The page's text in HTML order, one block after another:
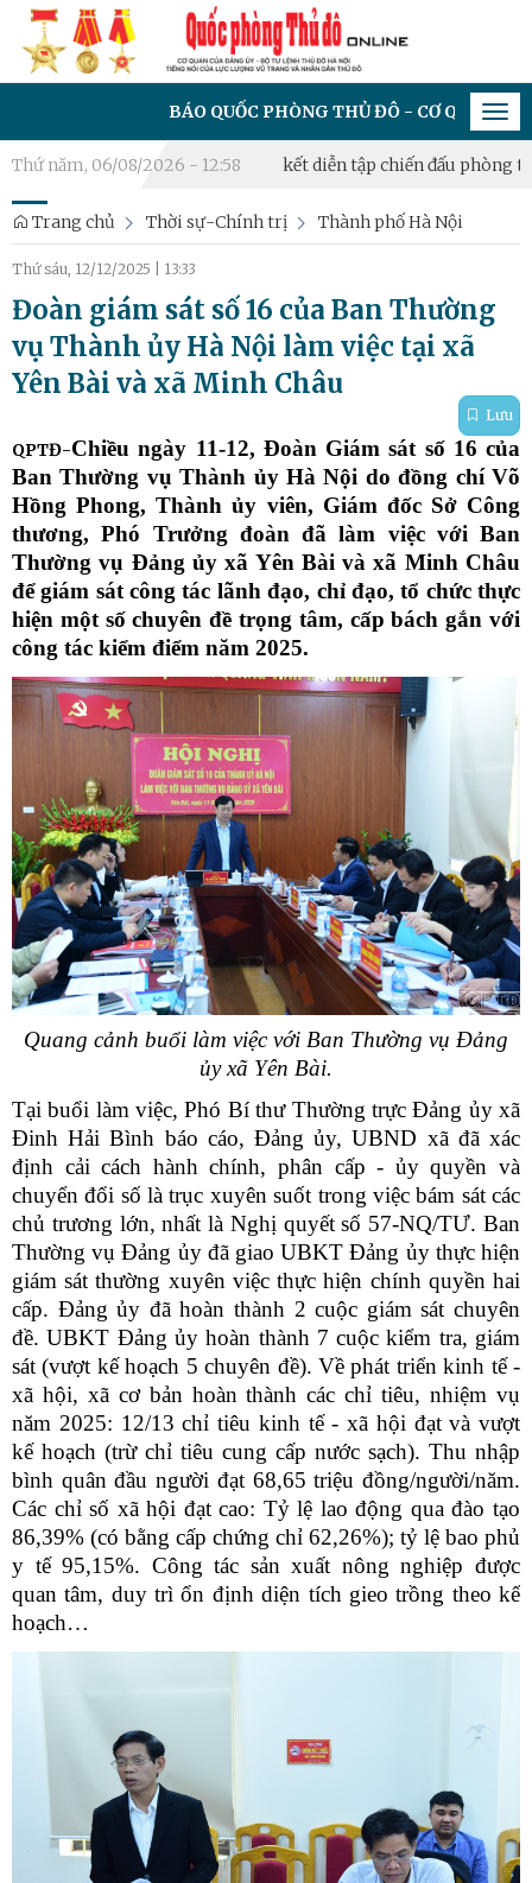
BÁO QUỐC PHÒNG THỦ ĐÔ - CƠ QUAN CỦA ĐẢNG ỦY -
Thứ năm, 06/08/2026 - 12:58
Biên, Bồ Đề tổng kết diễn tập chiến đấu phòng thủ năm
Trang chủ Thời sự-Chính trị Thành phố Hà Nội
Thứ sáu, 12/12/2025 13:33
Đoàn giám sát số 16 của Ban Thường
vụ Thành ủy Hà Nội làm việc tại xã
Yên Bài và xã Minh Châu
Lưu
QPTĐ-Chiều ngày 11-12, Đoàn Giám sát số 16 của
Ban Thường vụ Thành ủy Hà Nội do đồng chí Võ
Hồng Phong, Thành ủy viên, Giám đốc Sở Công
thương, Phó Trưởng đoàn đã làm việc với Ban
Thường vụ Đảng ủy xã Yên Bài và xã Minh Châu
để giám sát công tác lãnh đạo, chỉ đạo, tổ chức thực
hiện một số chuyên đề trọng tâm, cấp bách gắn với
công tác kiểm điểm năm 2025.
Quang cảnh buổi làm việc với Ban Thường vụ Đảng
ủy xã Yên Bài.
Tại buổi làm việc, Phó Bí thư Thường trực Đảng ủy xã
Đinh Hải Bình báo cáo, Đảng ủy, UBND xã đã xác
định cải cách hành chính, phân cấp - ủy quyền và
chuyển đổi số là trục xuyên suốt trong việc bám sát các
chủ trương lớn, nhất là Nghị quyết số 57-NQ/TƯ. Ban
Thường vụ Đảng ủy đã giao UBKT Đảng ủy thực hiện
giám sát thường xuyên việc thực hiện chính quyền hai
cấp. Đảng ủy đã hoàn thành 2 cuộc giám sát chuyên
đề. UBKT Đảng ủy hoàn thành 7 cuộc kiểm tra, giám
sát (vượt kế hoạch 5 chuyên đề). Về phát triển kinh tế -
xã hội, xã cơ bản hoàn thành các chỉ tiêu, nhiệm vụ
năm 2025: 12/13 chỉ tiêu kinh tế - xã hội đạt và vượt
kế hoạch (trừ chỉ tiêu cung cấp nước sạch). Thu nhập
bình quân đầu người đạt 68,65 triệu đồng/người/năm.
Các chỉ số xã hội đạt cao: Tỷ lệ lao động qua đào tạo
86,39% (có bằng cấp chứng chỉ 62,26%); tỷ lệ bao phủ
y tế 95,15%. Công tác sản xuất nông nghiệp được
quan tâm, duy trì ổn định diện tích gieo trồng theo kế
hoạch…